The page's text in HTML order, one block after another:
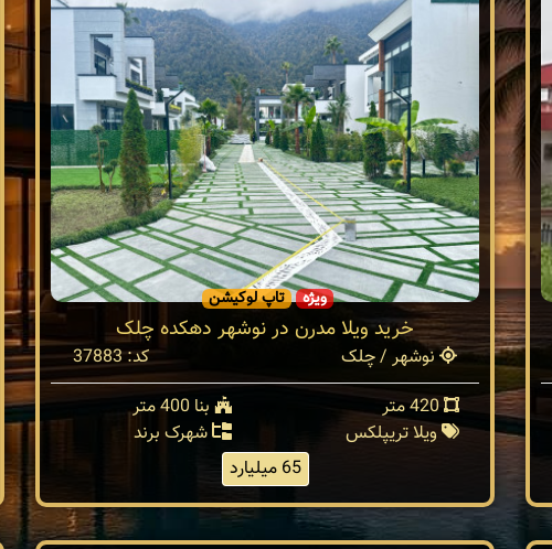
ویژه تاپ لوکیشن
خرید ویلا مدرن در نوشهر دهکده چلک
نوشهر / چلک
کد: 37883
420 متر
بنا 400 متر
ویلا تریپلکس
شهرک برند
65 میلیارد